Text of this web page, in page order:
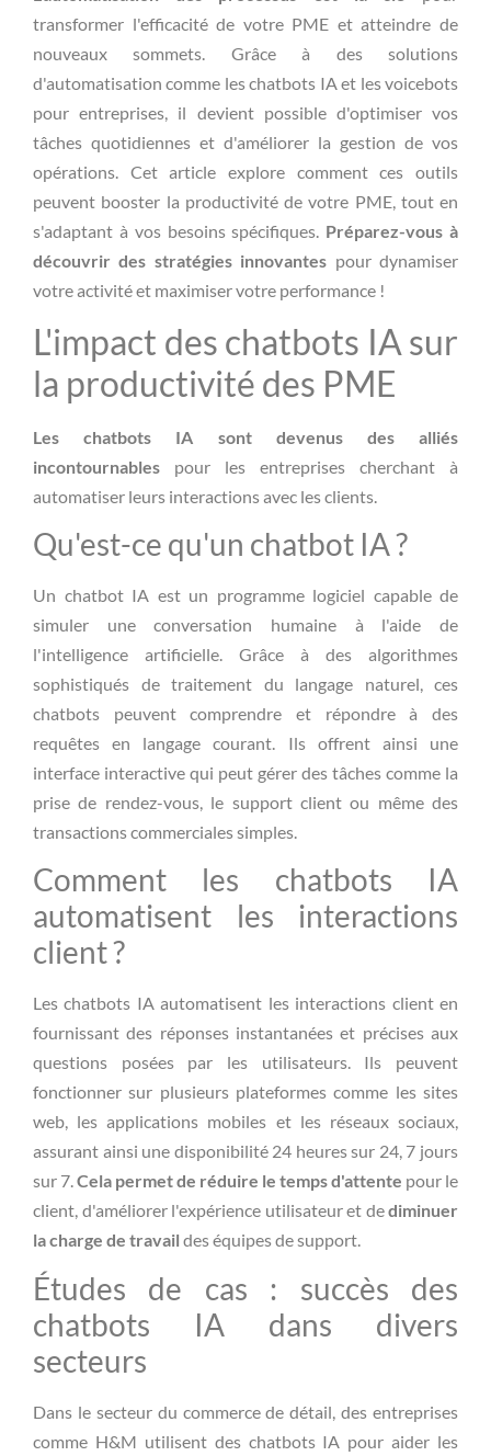
transformer l'efficacité de votre PME et atteindre de
nouveaux sommets. Grâce à des solutions
d'automatisation comme les chatbots IA et les voicebots
pour entreprises, il devient possible d'optimiser vos
tâches quotidiennes et d'améliorer la gestion de vos
opérations. Cet article explore comment ces outils
peuvent booster la productivité de votre PME, tout en
s'adaptant à vos besoins spécifiques. Préparez-vous à
découvrir des stratégies innovantes pour dynamiser
votre activité et maximiser votre performance !
L'impact des chatbots IA sur
la productivité des PME
Les chatbots IA sont devenus des alliés
incontournables pour les entreprises cherchant à
automatiser leurs interactions avec les clients.
Qu'est-ce qu'un chatbot IA ?
Un chatbot IA est un programme logiciel capable de
simuler une conversation humaine à l'aide de
l'intelligence artificielle. Grâce à des algorithmes
sophistiqués de traitement du langage naturel, ces
chatbots peuvent comprendre et répondre à des
requêtes en langage courant. Ils offrent ainsi une
interface interactive qui peut gérer des tâches comme la
prise de rendez-vous, le support client ou même des
transactions commerciales simples.
Comment les chatbots IA
automatisent les interactions
client ?
Les chatbots IA automatisent les interactions client en
fournissant des réponses instantanées et précises aux
questions posées par les utilisateurs. Ils peuvent
fonctionner sur plusieurs plateformes comme les sites
web, les applications mobiles et les réseaux sociaux,
assurant ainsi une disponibilité 24 heures sur 24, 7 jours
sur 7.Cela permet de réduire le temps d'attente pour le
client, d'améliorer l'expérience utilisateur et dediminuer
la charge de travail des équipes de support.
Études de cas : succès des
chatbots IA dans divers
secteurs
Dans le secteur du commerce de détail, des entreprises
comme H&M utilisent des chatbots IA pour aider les